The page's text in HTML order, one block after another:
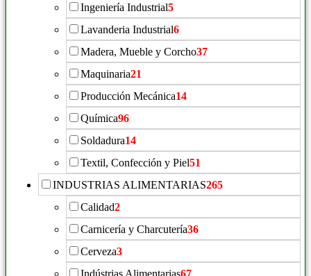
Ingeniería Industrial5
Lavanderia Industrial6
Madera, Mueble y Corcho37
Maquinaria21
Producción Mecánica14
Química96
Soldadura14
Textil, Confección y Piel51
INDUSTRIAS ALIMENTARIAS265
Calidad2
Carnicería y Charcutería36
Cerveza3
Indústrias Alimentarias67